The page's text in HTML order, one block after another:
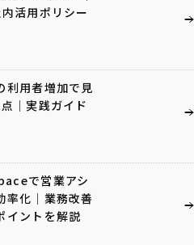
活用ポリシー
利用者増加で見
｜実践ガイド
で営業アシ
率化｜業務改善
イントを解説